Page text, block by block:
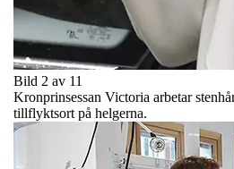
Bild 2 av 11
Kronprinsessan Victoria arbetar
tillflyktsort på helgerna.